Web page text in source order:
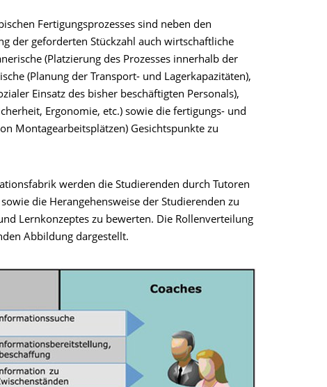
Fertigungsprozesses sind neben den
der geforderten Stückzahl auch wirtschaftliche
(Platzierung des Prozesses innerhalb der
(Planung der Transport- und Lagerkapazitäten),
Einsatz des bisher beschäftigten Personals),
Ergonomie, etc.) sowie die fertigungs- und
Montagearbeitsplätzen) Gesichtspunkte zu
werden die Studierenden durch Tutoren
die Herangehensweise der Studierenden zu
Lernkonzeptes zu bewerten. Die Rollenverteilung
Abbildung dargestellt.